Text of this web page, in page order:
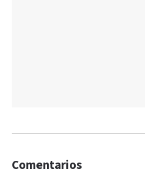
Comentarios